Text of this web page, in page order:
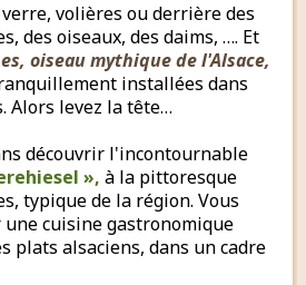
volières ou derrière des
des oiseaux, des daims, …. Et
oiseau mythique de l'Alsace,
installées dans
Alors levez la tête…
découvrir l'incontournable
», à la pittoresque
typique de la région. Vous
cuisine gastronomique
plats alsaciens, dans un cadre